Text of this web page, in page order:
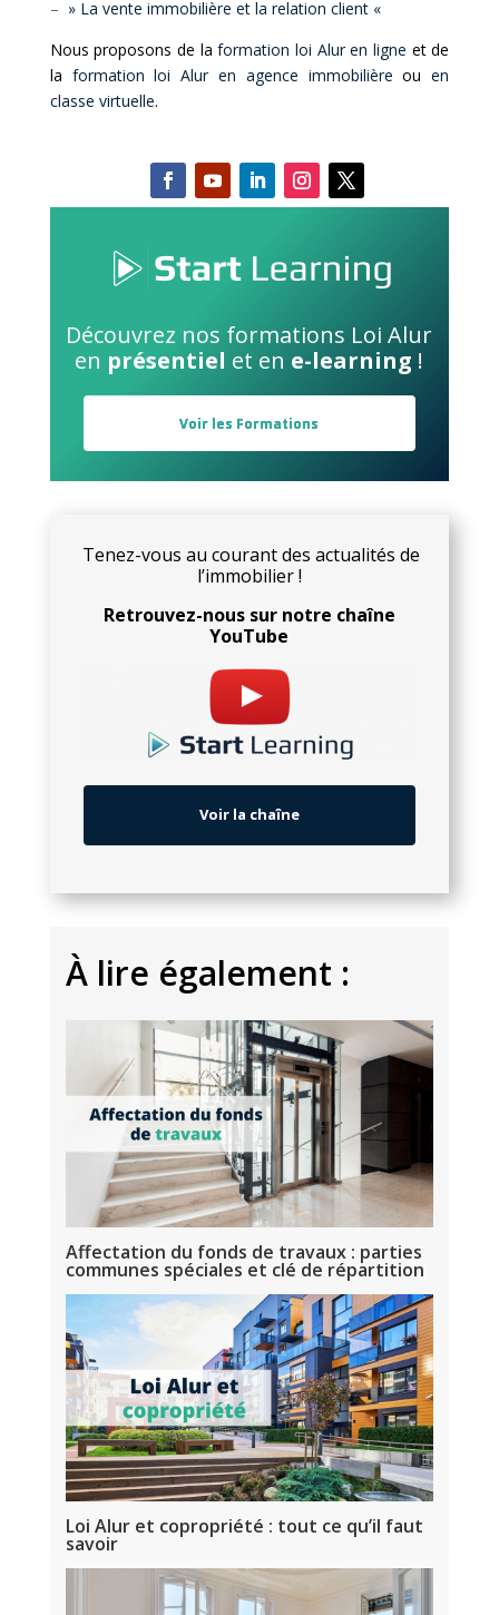
– » La vente immobilière et la relation client «
Nous proposons de laformation loi Alur en ligne et de
la formation loi Alur en agence immobilière ouen
classe virtuelle.
Découvrez nos formations Loi Alur
en présentiel et en e-learning !
Voir les Formations
Tenez-vous au courant des actualités de
l’immobilier !
Retrouvez-nous sur notre chaîne
YouTube
Voir la chaîne
Àlire également :
Affectation du fonds de travaux : parties
communes spéciales et clé de répartition
Loi Alur et copropriété : tout ce qu’il faut
savoir